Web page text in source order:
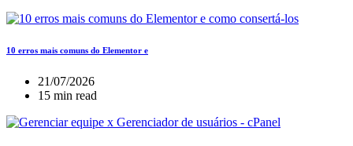
10 erros mais comuns do Elementor e
21/07/2026
15 min read